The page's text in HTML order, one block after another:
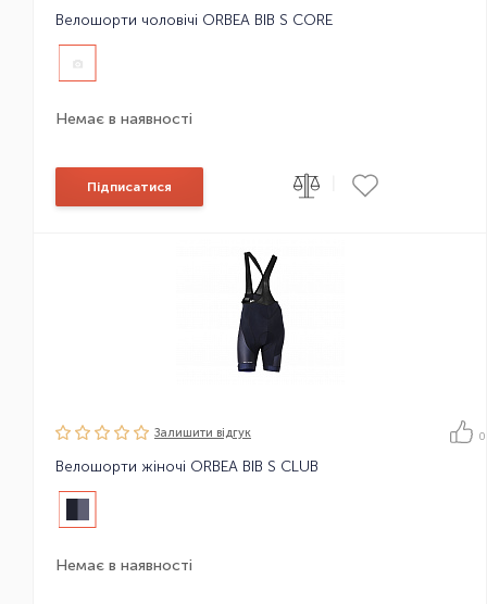
Велошорти чоловічі ORBEA BIB S CORE
Немає в наявності
Підписатися
Залишити вiдгук 0
Велошорти жіночі ORBEA BIB S CLUB
Немає в наявності